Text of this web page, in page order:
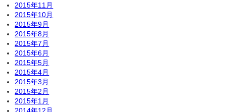
2015年11月
2015年10月
2015年9月
2015年8月
2015年7月
2015年6月
2015年5月
2015年4月
2015年3月
2015年2月
2015年1月
2014年12月